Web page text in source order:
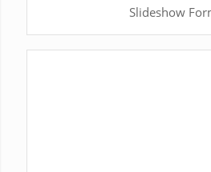
Slideshow